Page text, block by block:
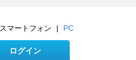
スマートフォン | PC
ログイン